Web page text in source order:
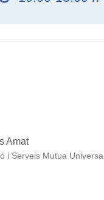
Amat
i Serveis Mutua Universal